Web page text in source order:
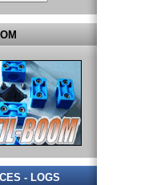
- LOGS